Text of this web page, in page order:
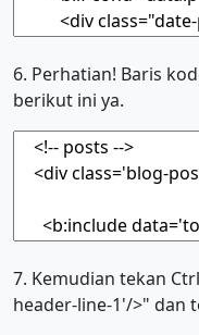
6. Perhatian! Baris
berikut ini ya.
7. Kemudian tekan
header-line-1'/>" dan